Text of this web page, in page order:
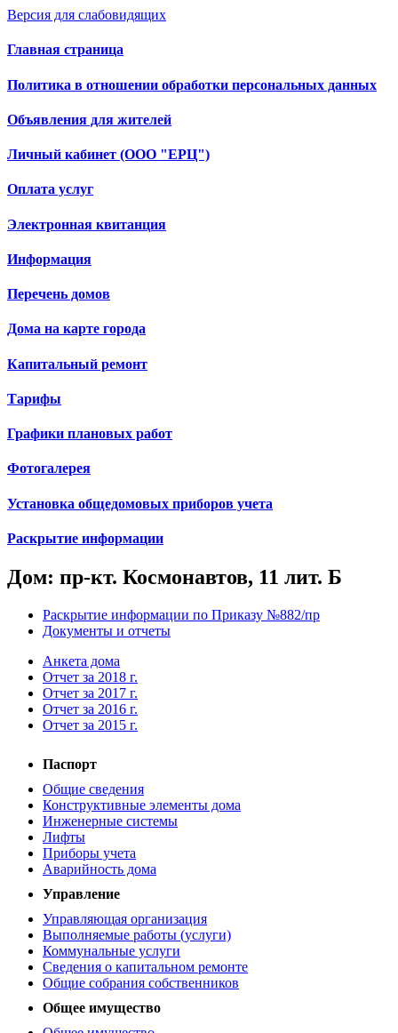
Версия для слабовидящих
Главная страница
Политика в отношении обработки персональных данных
Объявления для жителей
Личный кабинет (ООО "ЕРЦ")
Оплата услуг
Электронная квитанция
Информация
Перечень домов
Дома на карте города
Капитальный ремонт
Тарифы
Графики плановых работ
Фотогалерея
Установка общедомовых приборов учета
Раскрытие информации
Дом: пр-кт. Космонавтов, 11 лит. Б
Раскрытие информации по Приказу №882/пр
Документы и отчеты
Анкета дома
Отчет за 2018 г.
Отчет за 2017 г.
Отчет за 2016 г.
Отчет за 2015 г.
Паспорт
Общие сведения
Конструктивные элементы дома
Инженерные системы
Лифты
Приборы учета
Аварийность дома
Управление
Управляющая организация
Выполняемые работы (услуги)
Коммунальные услуги
Сведения о капитальном ремонте
Общие собрания собственников
Общее имущество